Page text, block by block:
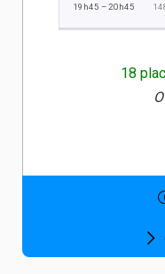
19h45 – 20h45
18